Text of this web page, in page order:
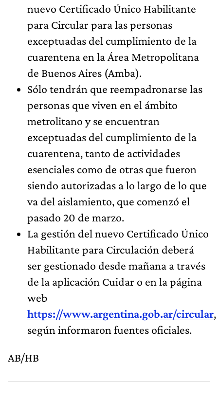
nuevo Certificado Único Habilitante
para Circular para las personas
exceptuadas del cumplimiento de la
cuarentena en la Área Metropolitana
de Buenos Aires (Amba).
Sólo tendrán que reempadronarse las
personas que viven en el ámbito
metrolitano y se encuentran
exceptuadas del cumplimiento de la
cuarentena, tanto de actividades
esenciales como de otras que fueron
siendo autorizadas a lo largo de lo que
va del aislamiento, que comenzó el
pasado 20 de marzo.
La gestión del nuevo Certificado Único
Habilitante para Circulación deberá
ser gestionado desde mañana a través
de la aplicación Cuidar o en la página
web
https://www.argentina.gob.ar/circular,
según informaron fuentes oficiales.
AB/HB